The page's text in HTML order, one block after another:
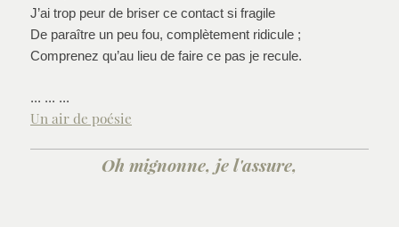
J’ai trop peur de briser ce contact si fragile
De paraître un peu fou, complètement ridicule ;
Comprenez qu’au lieu de faire ce pas je recule.
... ... ...
Un air de poésie
Oh mignonne, je l'assure,